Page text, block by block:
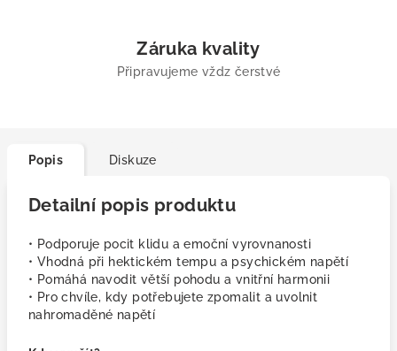
Záruka kvality
Připravujeme vždz čerstvé
Popis Diskuze
Detailní popis produktu
• Podporuje pocit klidu a emoční vyrovnanosti
• Vhodná při hektickém tempu a psychickém napětí
• Pomáhá navodit větší pohodu a vnitřní harmonii
• Pro chvíle, kdy potřebujete zpomalit a uvolnit
nahromaděné napětí